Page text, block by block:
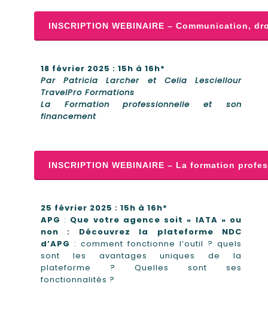
INSCRIPTION WEBINAIRE – Communication,
18 février 2025 : 15h à 16h*
Par Patricia Larcher et Celia Lesciellour
TravelPro Formations
La Formation professionnelle et son
financement
INSCRIPTION WEBINAIRE – La formation
25 février 2025 : 15h à 16h*
APG : Que votre agence soit « IATA » ou
non : Découvrez la plateforme NDC
d’APG : comment fonctionne l’outil ? quels
sont les avantages uniques de la
plateforme ? Quelles sont ses
fonctionnalités ?